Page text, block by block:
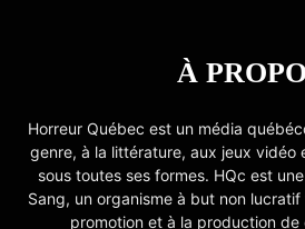
À
Horreur Québec est un média
genre, à la littérature, aux jeux vidéo
sous toutes ses formes. HQc est
Sang, un organisme à but non
promotion et à la production de